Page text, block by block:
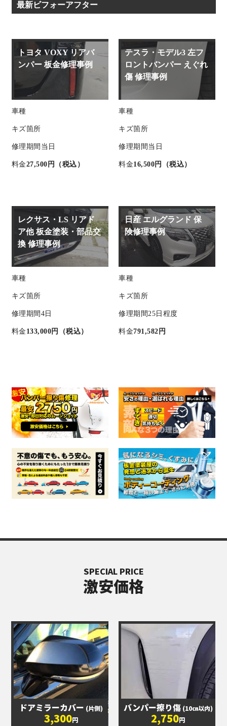
最新ビフォーアフター
トヨタ VOXY リアバ
ンパー 板金修理事例
車種
キズ箇所
修理期間 当日
料金27,500円（税込）
テスラ・モデル3 左フ
ロントバンパー えぐれ
傷 修理事例
車種
キズ箇所
修理期間 当日
料金16,500円（税込）
レクサス・LS リアド
ア他 板金塗装・部品交
換 修理事例
車種
キズ箇所
修理期間 4日
料金 133,000円（税込）
日産 エルグランド 保
険修理事例
車種
キズ箇所
修理期間 25日程度
料金791,582円
SPECIAL PRICE
激安価格
ドアミラーカバー (片側)
3,300円
バンパー擦り傷 (10㎝以内)
2,750円